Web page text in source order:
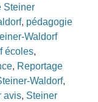
Steiner
, pédagogie
Waldorf
écoles,
, Reportage
Waldorf,
avis, Steiner